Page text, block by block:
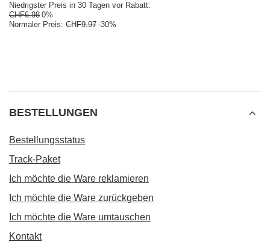
Niedrigster Preis in 30 Tagen vor Rabatt:
CHF6.98 0%
Normaler Preis: CHF9.97 -30%
BESTELLUNGEN
Bestellungsstatus
Track-Paket
Ich möchte die Ware reklamieren
Ich möchte die Ware zurückgeben
Ich möchte die Ware umtauschen
Kontakt